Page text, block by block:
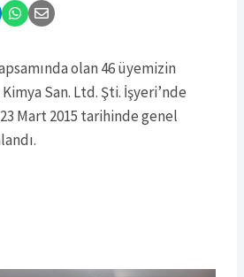
olan 46 üyemizin
San. Ltd. Şti. İşyeri’nde
Mart 2015 tarihinde genel